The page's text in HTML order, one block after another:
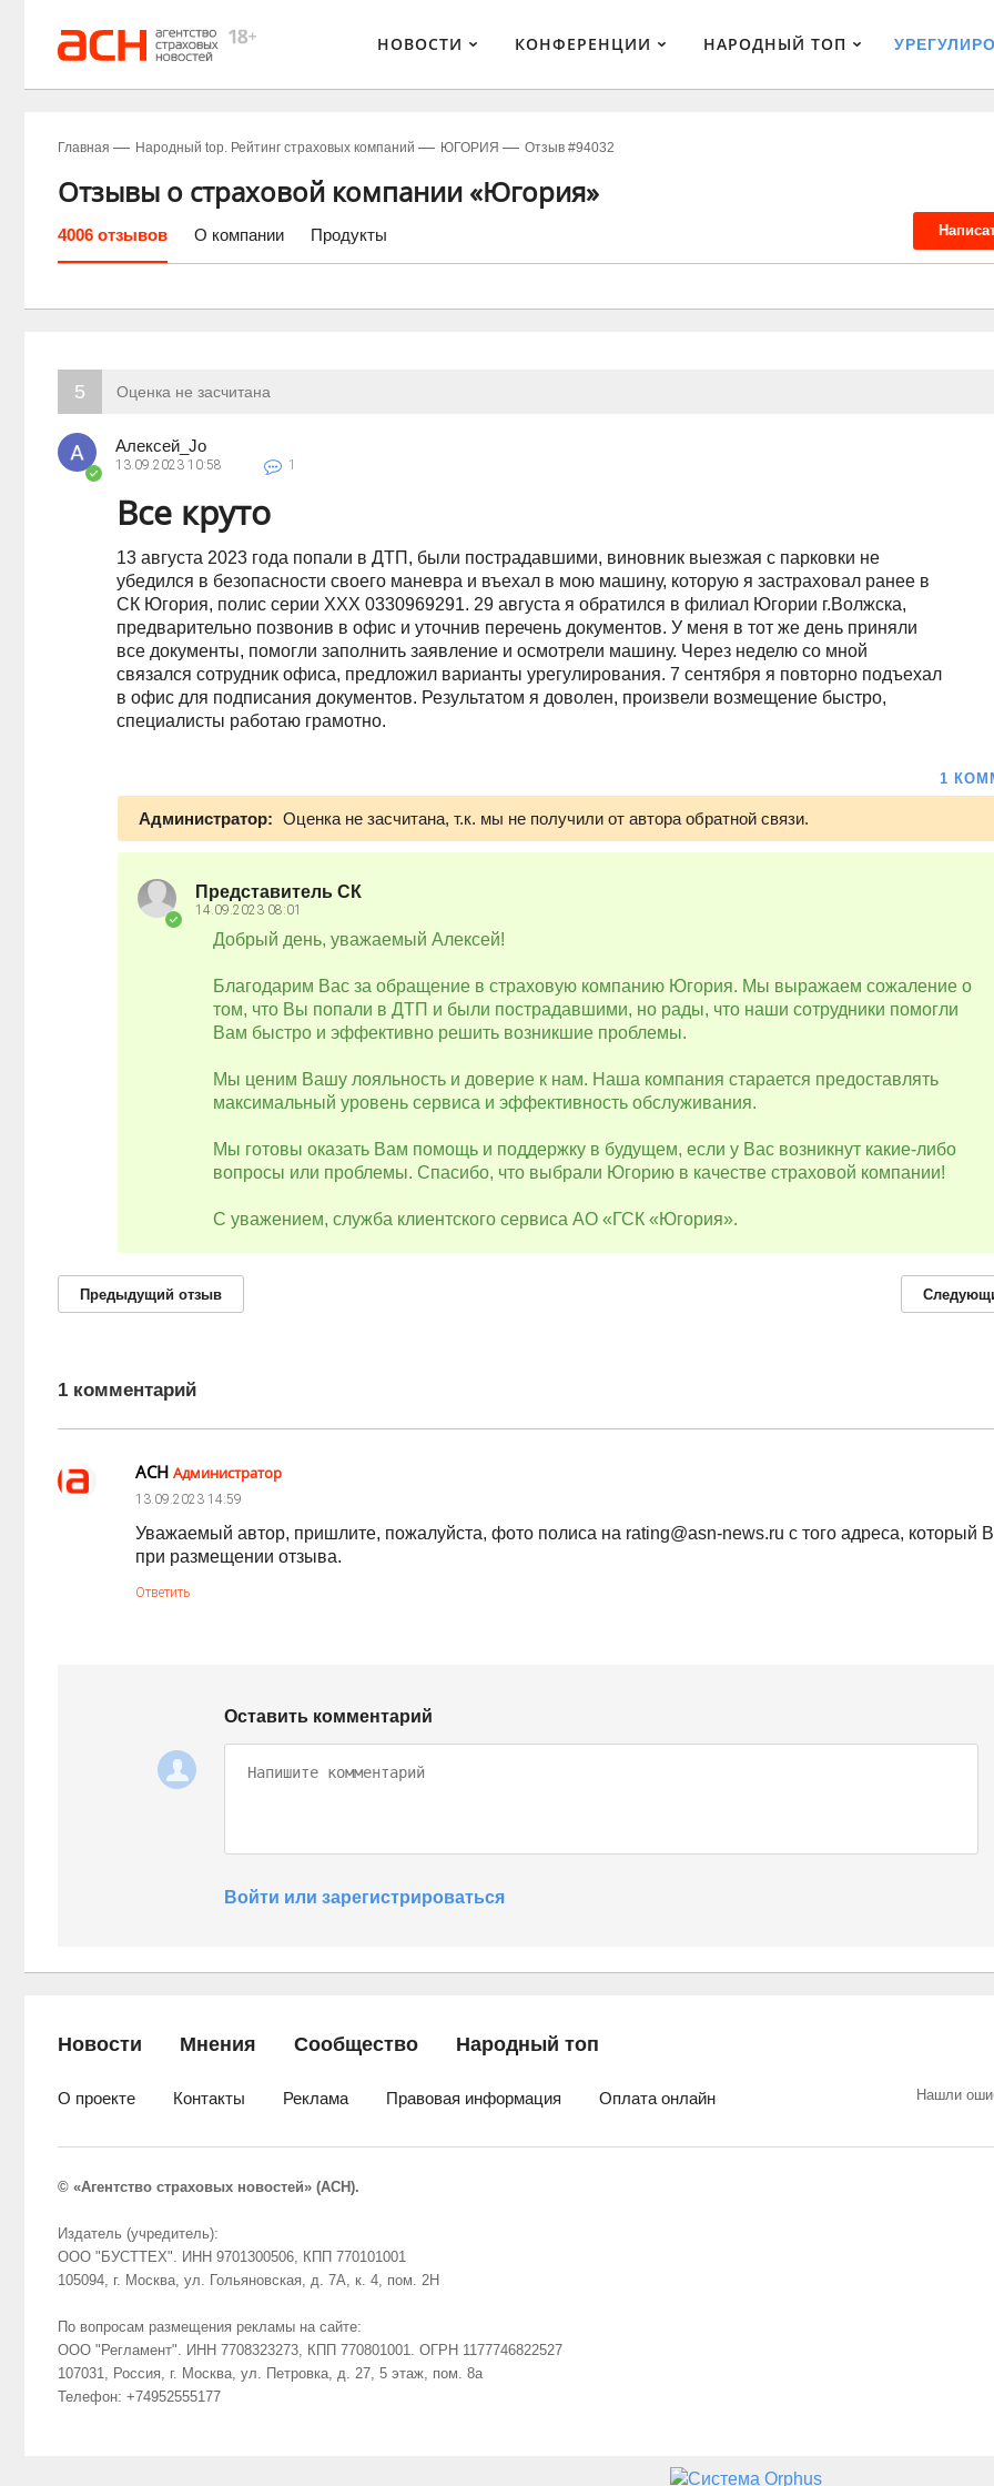
НОВОСТИ КОНФЕРЕНЦИИ НАРОДНЫЙ ТОП
Главная Народный top. Рейтинг страховых компаний ЮГОРИЯ Отзыв #94032
Отзывы о страховой компании «Югория»
4006 отзывов О компании Продукты
5 Оценка не засчитана
Алексей_Jo
13.09.2023 10:58 1
Все круто
13 августа 2023 года попали в ДТП, были пострадавшими, виновник выезжая с парковки не
убедился в безопасности своего маневра и въехал в мою машину, которую я застраховал ранее в
СК Югория, полис серии ХХХ 0330969291. 29 августа я обратился в филиал Югории г.Волжска,
предварительно позвонив в офис и уточнив перечень документов. У меня в тот же день приняли
все документы, помогли заполнить заявление и осмотрели машину. Через неделю со мной
связался сотрудник офиса, предложил варианты урегулирования. 7 сентября я повторно подъехал
в офис для подписания документов. Результатом я доволен, произвели возмещение быстро,
специалисты работаю грамотно.
1
Администратор: Оценка не засчитана, т.к. мы не получили от автора обратной связи.
Представитель СК
14.09.2023 08:01
Добрый день, уважаемый Алексей!
Благодарим Вас за обращение в страховую компанию Югория. Мы выражаем сожаление о
том, что Вы попали в ДТП и были пострадавшими, но рады, что наши сотрудники помогли
Вам быстро и эффективно решить возникшие проблемы.
Мы ценим Вашу лояльность и доверие к нам. Наша компания старается предоставлять
максимальный уровень сервиса и эффективность обслуживания.
Мы готовы оказать Вам помощь и поддержку в будущем, если у Вас возникнут какие-либо
вопросы или проблемы. Спасибо, что выбрали Югорию в качестве страховой компании!
С уважением, служба клиентского сервиса АО «ГСК «Югория».
Предыдущий отзыв
1 комментарий
АСН Администратор
13.09.2023 14:59
Уважаемый автор, пришлите, пожалуйста, фото полиса на rating@asn-news.ru с того адреса, который
при размещении отзыва.
Ответить
Оставить комментарий
Войти или зарегистрироваться
Новости Мнения Сообщество Народный топ
О проекте Контакты Реклама Правовая информация Оплата онлайн Нашли
© «Агентство страховых новостей» (АСН).
Издатель (учредитель):
ООО "БУСТТЕХ". ИНН 9701300506, КПП 770101001
105094, г. Москва, ул. Гольяновская, д. 7А, к. 4, пом. 2Н
По вопросам размещения рекламы на сайте:
ООО "Регламент". ИНН 7708323273, КПП 770801001. ОГРН 1177746822527
107031, Россия, г. Москва, ул. Петровка, д. 27, 5 этаж, пом. 8а
Телефон: +74952555177